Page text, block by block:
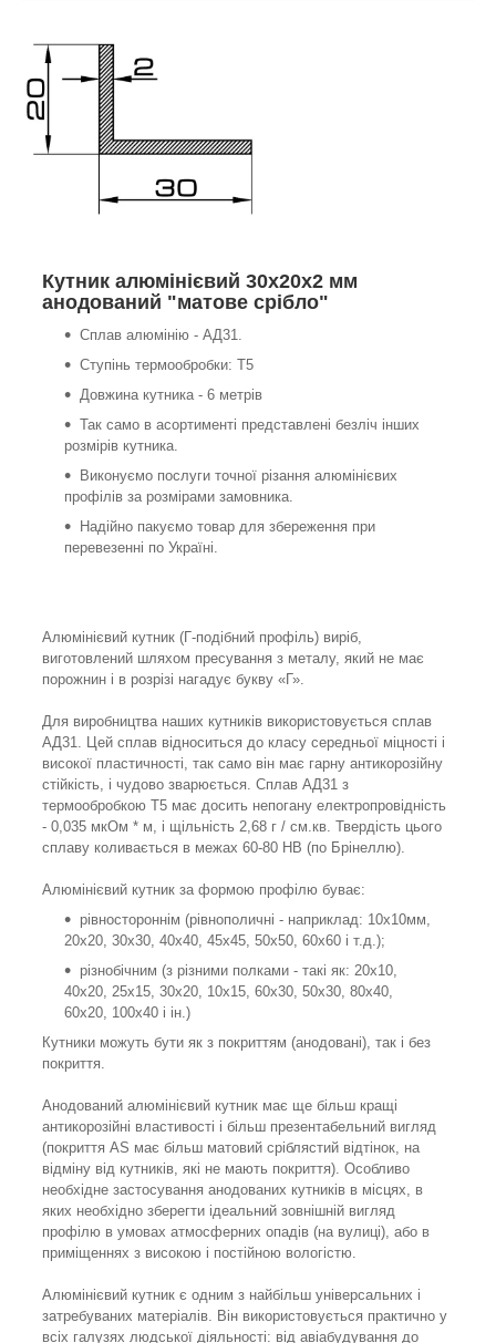
Кутник алюмінієвий 30х20х2 мм
анодований "матове срібло"
Сплав алюмінію - АД31.
Ступінь термообробки: Т5
Довжина кутника - 6 метрів
Так само в асортименті представлені безліч інших
розмірів кутника.
Виконуємо послуги точної різання алюмінієвих
профілів за розмірами замовника.
Надійно пакуємо товар для збереження при
перевезенні по Україні.
Алюмінієвий кутник (Г-подібний профіль) виріб,
виготовлений шляхом пресування з металу, який не має
порожнин і в розрізі нагадує букву «Г».
Для виробництва наших кутників використовується сплав
АД31. Цей сплав відноситься до класу середньої міцності і
високої пластичності, так само він має гарну антикорозійну
стійкість, і чудово зварюється. Сплав АД31 з
термообробкою Т5 має досить непогану електропровідність
- 0,035 мкОм * м, і щільність 2,68 г / см.кв. Твердість цього
сплаву коливається в межах 60-80 НВ (по Брінеллю).
Алюмінієвий кутник за формою профілю буває:
рівностороннім (рівнополичні - наприклад: 10х10мм,
20х20, 30х30, 40х40, 45х45, 50х50, 60х60 і т.д.);
різнобічним (з різними полками - такі як: 20х10,
40х20, 25х15, 30х20, 10х15, 60х30, 50х30, 80х40,
60х20, 100х40 і ін.)
Кутники можуть бути як з покриттям (анодовані), так і без
покриття.
Анодований алюмінієвий кутник має ще більш кращі
антикорозійні властивості і більш презентабельний вигляд
(покриття AS має більш матовий сріблястий відтінок, на
відміну від кутників, які не мають покриття). Особливо
необхідне застосування анодованих кутників в місцях, в
яких необхідно зберегти ідеальний зовнішній вигляд
профілю в умовах атмосферних опадів (на вулиці), або в
приміщеннях з високою і постійною вологістю.
Алюмінієвий кутник є одним з найбільш універсальних і
затребуваних матеріалів. Він використовується практично у
всіх галузях людської діяльності: від авіабудування до